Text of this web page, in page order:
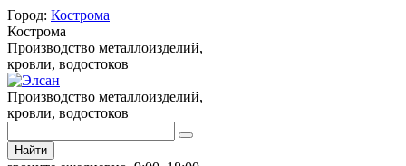
Город: Кострома
Кострома
Производство металлоизделий,
кровли, водостоков
Производство металлоизделий,
кровли, водостоков
Найти